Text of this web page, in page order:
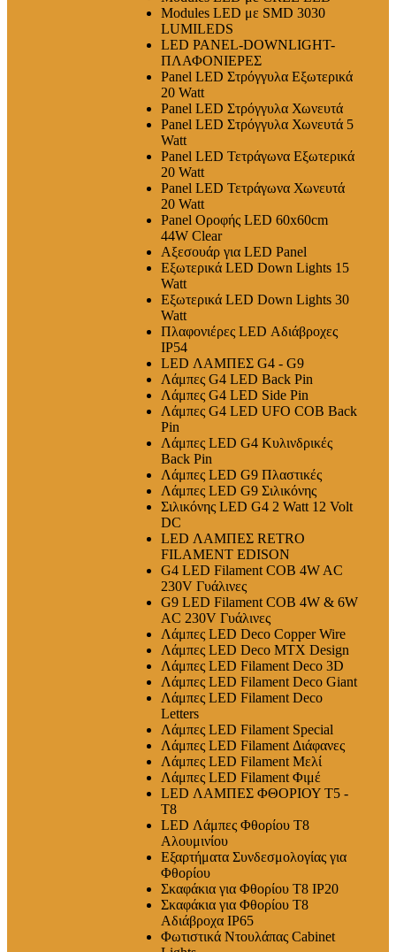
Modules LED με SMD 3030
LUMILEDS
LED PANEL-DOWNLIGHT-
ΠΛΑΦΟΝΙΕΡΕΣ
Panel LED Στρόγγυλα Εξωτερικά
20 Watt
Panel LED Στρόγγυλα Χωνευτά
Panel LED Στρόγγυλα Χωνευτά 5
Watt
Panel LED Τετράγωνα Εξωτερικά
20 Watt
Panel LED Τετράγωνα Χωνευτά
20 Watt
Panel Οροφής LED 60x60cm
44W Clear
Αξεσουάρ για LED Panel
Εξωτερικά LED Down Lights 15
Watt
Εξωτερικά LED Down Lights 30
Watt
Πλαφονιέρες LED Αδιάβροχες
IP54
LED ΛΑΜΠΕΣ G4 - G9
Λάμπες G4 LED Back Pin
Λάμπες G4 LED Side Pin
Λάμπες G4 LED UFO COB Back
Pin
Λάμπες LED G4 Κυλινδρικές
Back Pin
Λάμπες LED G9 Πλαστικές
Λάμπες LED G9 Σιλικόνης
Σιλικόνης LED G4 2 Watt 12 Volt
DC
LED ΛΑΜΠΕΣ RETRO
FILAMENT EDISON
G4 LED Filament COB 4W AC
230V Γυάλινες
G9 LED Filament COB 4W & 6W
AC 230V Γυάλινες
Λάμπες LED Deco Copper Wire
Λάμπες LED Deco MTX Design
Λάμπες LED Filament Deco 3D
Λάμπες LED Filament Deco Giant
Λάμπες LED Filament Deco
Letters
Λάμπες LED Filament Special
Λάμπες LED Filament Διάφανες
Λάμπες LED Filament Μελί
Λάμπες LED Filament Φιμέ
LED ΛΑΜΠΕΣ ΦΘΟΡΙΟΥ T5 -
T8
LED Λάμπες Φθορίου T8
Αλουμινίου
Εξαρτήματα Συνδεσμολογίας για
Φθορίου
Σκαφάκια για Φθορίου T8 IP20
Σκαφάκια για Φθορίου T8
Αδιάβροχα IP65
Φωτιστικά Ντουλάπας Cabinet